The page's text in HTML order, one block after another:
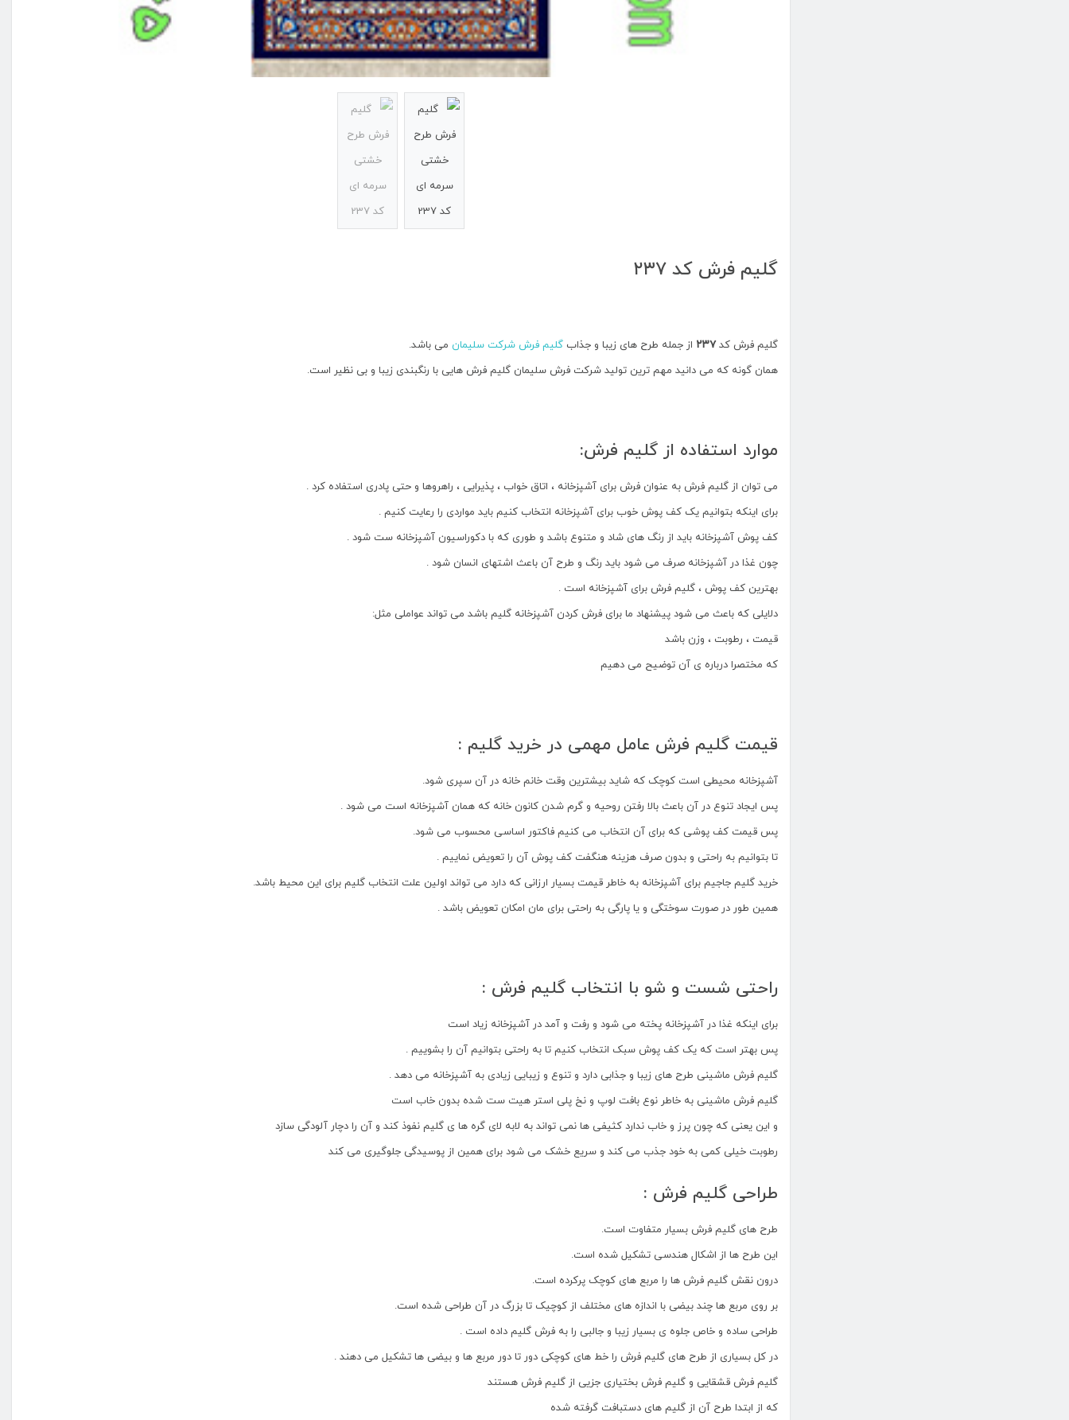
گلیم فرش کد ۲۳۷
گلیم فرش کد۲۳۷ از جمله طرح های زیبا و جذاب گلیم فرش شرکت سلیمان می باشد.
همان گونه که می دانید مهم ترین تولید شرکت فرش سلیمان گلیم فرش هایی با رنگبندی زیبا و بی نظیر است.
موارد استفاده از گلیم فرش:
می توان از گلیم فرش به عنوان فرش برای آشپزخانه ، اتاق خواب ، پذیرایی ، راهروها و حتی پادری استفاده کرد .
برای اینکه بتوانیم یک کف پوش خوب برای آشپزخانه انتخاب کنیم باید مواردی را رعایت کنیم .
کف پوش آشپزخانه باید از رنگ های شاد و متنوع باشد و طوری که با دکوراسیون آشپزخانه ست شود .
چون غذا در آشپزخانه صرف می شود باید رنگ و طرح آن باعث اشتهای انسان شود .
بهترین کف پوش ، گلیم فرش برای آشپزخانه است .
دلایلی که باعث می شود پیشنهاد ما برای فرش کردن آشپزخانه گلیم باشد می تواند عواملی مثل:
قیمت ، رطوبت ، وزن باشد
که مختصرا درباره ی آن توضیح می دهیم
قیمت گلیم فرش عامل مهمی در خرید گلیم :
آشپزخانه محیطی است کوچک که شاید بیشترین وقت خانم خانه در آن سپری شود.
پس ایجاد تنوع در آن باعث بالا رفتن روحیه و گرم شدن کانون خانه که همان آشپزخانه است می شود .
پس قیمت کف پوشی که برای آن انتخاب می کنیم فاکتور اساسی محسوب می شود.
تا بتوانیم به راحتی و بدون صرف هزینه هنگفت کف پوش آن را تعویض نماییم .
خرید گلیم جاجیم برای آشپزخانه به خاطر قیمت بسیار ارزانی که دارد می تواند اولین علت انتخاب گلیم برای این محیط باشد.
همین طور در صورت سوختگی و یا پارگی به راحتی برای مان امکان تعویض باشد .
راحتی شست و شو با انتخاب گلیم فرش :
برای اینکه غذا در آشپزخانه پخته می شود و رفت و آمد در آشپزخانه زیاد است
پس بهتر است که یک کف پوش سبک انتخاب کنیم تا به راحتی بتوانیم آن را بشوییم .
گلیم فرش ماشینی طرح های زیبا و جذابی دارد و تنوع و زیبایی زیادی به آشپزخانه می دهد .
گلیم فرش ماشینی به خاطر نوع بافت لوپ و نخ پلی استر هیت ست شده بدون خاب است
و این یعنی که چون پرز و خاب ندارد کثیفی ها نمی تواند به لابه لای گره ها ی گلیم نفوذ کند و آن را دچار آلودگی سازد
رطوبت خیلی کمی به خود جذب می کند و سریع خشک می شود برای همین از پوسیدگی جلوگیری می کند
طراحی گلیم فرش :
طرح های گلیم فرش بسیار متفاوت است.
این طرح ها از اشکال هندسی تشکیل شده است.
درون نقش گلیم فرش ها را مربع های کوچک پرکرده است.
بر روی مربع ها چند بیضی با اندازه های مختلف از کوچیک تا بزرگ در آن طراحی شده است.
طراحی ساده و خاص جلوه ی بسیار زیبا و جالبی را به فرش گلیم داده است .
در کل بسیاری از طرح های گلیم فرش را خط های کوچکی دور تا دور مربع ها و بیضی ها تشکیل می دهند .
گلیم فرش قشقایی و گلیم فرش بختیاری جزیی از گلیم فرش هستند
که از ابتدا طرح آن از گلیم های دستبافت گرفته شده